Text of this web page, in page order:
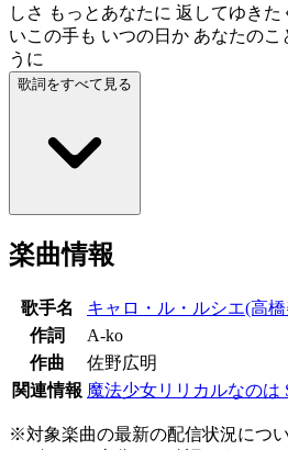
しさ もっとあなたに 返してゆき
いこの手も いつの日か あなたのこ
うに
歌詞をすべて見る
楽曲情報
歌手名
キャロ・ル・ルシエ(高
作詞
A-ko
作曲
佐野広明
関連情報 魔法少女リリカルなのは
※対象楽曲の最新の配信状況につ